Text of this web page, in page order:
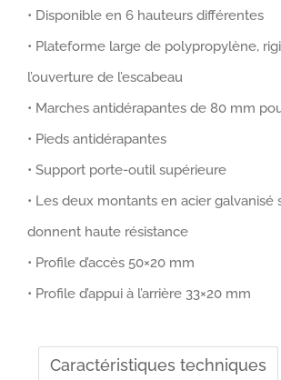
• Disponible en 6 hauteurs différentes
• Plateforme large de polypropylène,
l’ouverture de l’escabeau
• Marches antidérapantes de 80 mm
• Pieds antidérapantes
• Support porte-outil supérieure
• Les deux montants en acier
donnent haute résistance
• Profile d’accès 50×20 mm
• Profile d’appui à l’arrière 33×20 mm
Caractéristiques techniques